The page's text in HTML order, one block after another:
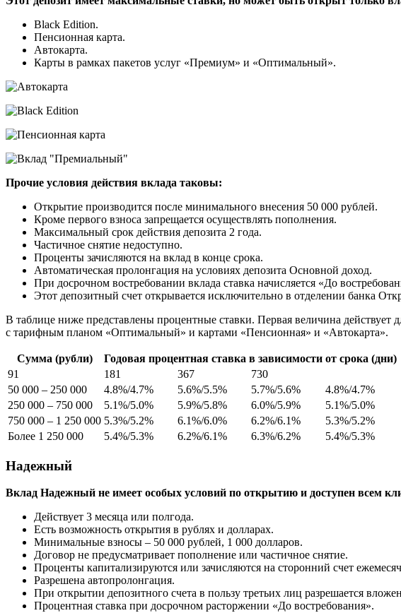
Black Edition.
Пенсионная карта.
Автокарта.
Карты в рамках пакетов услуг «Премиум» и «Оптимальный».
Прочие условия действия вклада таковы:
Открытие производится после минимального внесения 50 000 рублей.
Кроме первого взноса запрещается осуществлять пополнения.
Максимальный срок действия депозита 2 года.
Частичное снятие недоступно.
Проценты зачисляются на вклад в конце срока.
Автоматическая пролонгация на условиях депозита Основной доход.
При досрочном востребовании вклада ставка начисляется «До
Этот депозитный счет открывается исключительно в отделении банка
В таблице ниже представлены процентные ставки. Первая величина
с тарифным планом «Оптимальный» и картами «Пенсионная» и «Автокарта».
Сумма (рубли)
Годовая процентная ставка в зависимости от срока (дни)
91
181 367
730
50 000 – 250 000
4.8%/4.7% 5.6%/5.5% 5.7%/5.6%
4.8%/4.7%
250 000 – 750 000
5.1%/5.0% 5.9%/5.8% 6.0%/5.9%
5.1%/5.0%
750 000 – 1 250 000 5.3%/5.2% 6.1%/6.0% 6.2%/6.1%
5.3%/5.2%
Более 1 250 000
5.4%/5.3% 6.2%/6.1% 6.3%/6.2% 5.4%/5.3%
Надежный
Вклад Надежный не имеет особых условий по открытию и доступен всем
Действует 3 месяца или полгода.
Есть возможность открытия в рублях и долларах.
Минимальные взносы – 50 000 рублей, 1 000 долларов.
Договор не предусматривает пополнение или частичное снятие.
Проценты капитализируются или зачисляются на сторонний счет
Разрешена автопролонгация.
При открытии депозитного счета в пользу третьих лиц разрешается
Процентная ставка при досрочном расторжении «До востребования».